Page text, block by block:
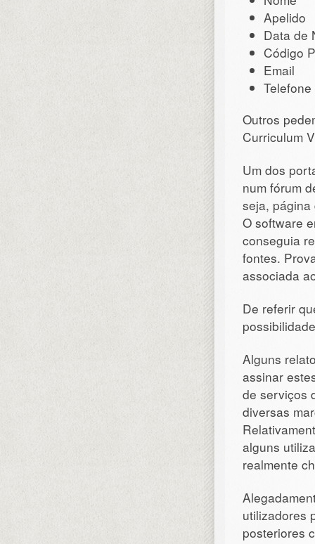
Apelido
Data de
Código
Email
Telefone
Outros
Curriculum
Um dos
num fórum
seja,
O software
conseguia
fontes.
associada
De referir
Alguns
assinar
de serviços
diversas
alguns
realmente
utilizadores
posteriores